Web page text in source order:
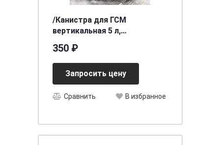
/Канистра для ГСМ
вертикальная 5 л,
53124 STELS 53124
350 ₽
Запросить цену
Сравнить В избранное